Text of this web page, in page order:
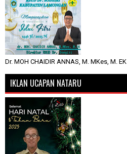
Dr. MOH CHAIDIR ANNAS, M. MKes, M. EK
IKLAN UCAPAN NATARU